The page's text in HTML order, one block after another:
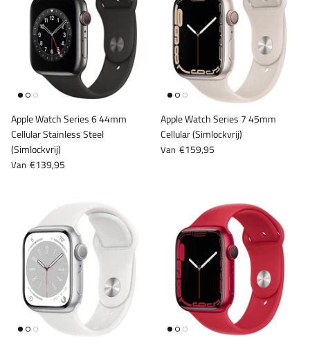
Apple Watch Series 6 44mm
Cellular Stainless Steel
(Simlockvrij)
Van €139,95
Apple Watch Series 7 45mm
Cellular (Simlockvrij)
Van €159,95